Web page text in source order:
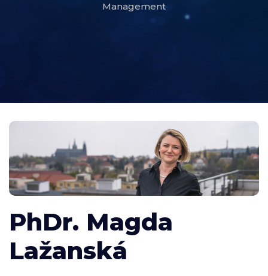
Management
PhDr. Magda
Lažanská